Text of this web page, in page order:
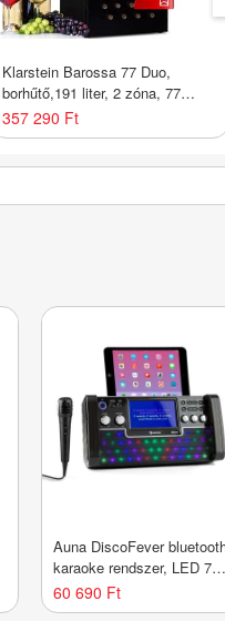
Klarstein Barossa 77 Duo,
borhűtő,191 liter, 2 zóna, 77
palack, érintőképernyős, LED,
fekete
357 290 Ft
Auna DiscoFever
karaoke rendszer, LED 7''
TFT kijelző, CD, USB,
fekete
60 690 Ft